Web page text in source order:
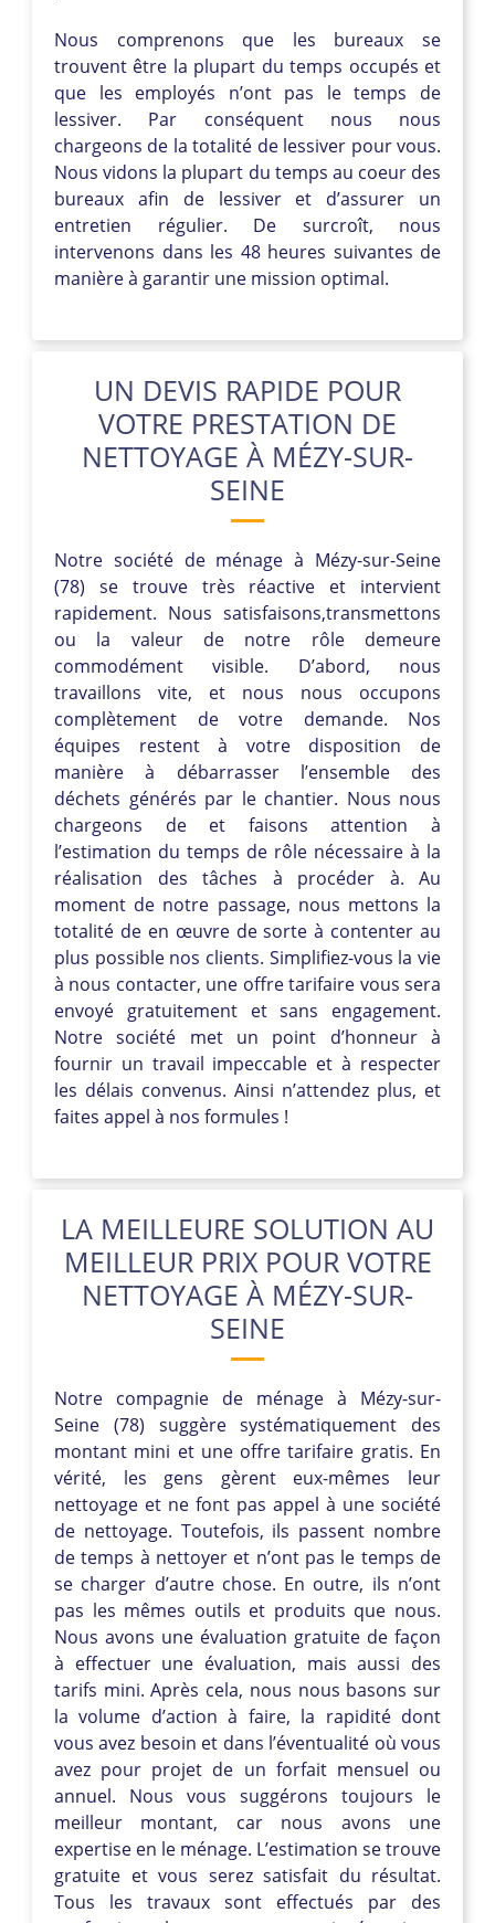
Nous comprenons que les bureaux se
trouvent être la plupart du temps occupés et
que les employés n’ont pas le temps de
lessiver. Par conséquent nous nous
chargeons de la totalité de lessiver pour vous.
Nous vidons la plupart du temps au coeur des
bureaux afin de lessiver et d’assurer un
entretien régulier. De surcroît, nous
intervenons dans les 48 heures suivantes de
manière à garantir une mission optimal.
UN DEVIS RAPIDE POUR
VOTRE PRESTATION DE
NETTOYAGE À MÉZY-SUR-
SEINE
Notre société de ménage à Mézy-sur-Seine
(78) se trouve très réactive et intervient
rapidement. Nous satisfaisons,transmettons
ou la valeur de notre rôle demeure
commodément visible. D’abord, nous
travaillons vite, et nous nous occupons
complètement de votre demande. Nos
équipes restent à votre disposition de
manière à débarrasser l’ensemble des
déchets générés par le chantier. Nous nous
chargeons de et faisons attention à
l’estimation du temps de rôle nécessaire à la
réalisation des tâches à procéder à. Au
moment de notre passage, nous mettons la
totalité de en œuvre de sorte à contenter au
plus possible nos clients. Simplifiez-vous la vie
à nous contacter, une offre tarifaire vous sera
envoyé gratuitement et sans engagement.
Notre société met un point d’honneur à
fournir un travail impeccable et à respecter
les délais convenus. Ainsi n’attendez plus, et
faites appel à nos formules !
LA MEILLEURE SOLUTION AU
MEILLEUR PRIX POUR VOTRE
NETTOYAGE À MÉZY-SUR-
SEINE
Notre compagnie de ménage à Mézy-sur-
Seine (78) suggère systématiquement des
montant mini et une offre tarifaire gratis. En
vérité, les gens gèrent eux-mêmes leur
nettoyage et ne font pas appel à une société
de nettoyage. Toutefois, ils passent nombre
de temps à nettoyer et n’ont pas le temps de
se charger d’autre chose. En outre, ils n’ont
pas les mêmes outils et produits que nous.
Nous avons une évaluation gratuite de façon
à effectuer une évaluation, mais aussi des
tarifs mini. Après cela, nous nous basons sur
la volume d’action à faire, la rapidité dont
vous avez besoin et dans l’éventualité où vous
avez pour projet de un forfait mensuel ou
annuel. Nous vous suggérons toujours le
meilleur montant, car nous avons une
expertise en le ménage. L’estimation se trouve
gratuite et vous serez satisfait du résultat.
Tous les travaux sont effectués par des